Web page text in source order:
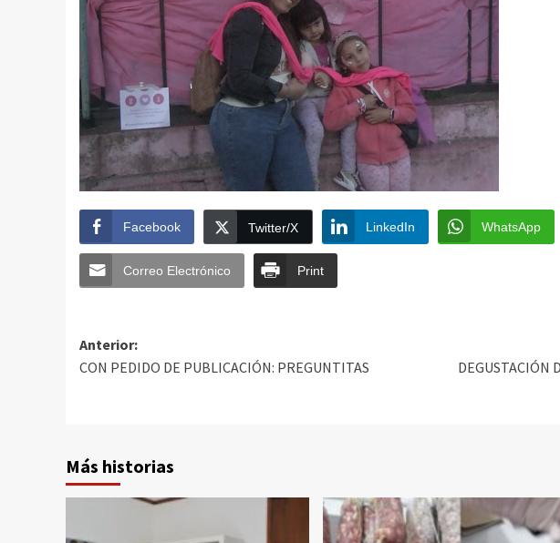
Facebook Twitter/X LinkedIn WhatsApp
Correo Electrónico Print
Anterior:
CON PEDIDO DE PUBLICACIÓN: PREGUNTITAS
DEGUSTACIÓN
Más historias